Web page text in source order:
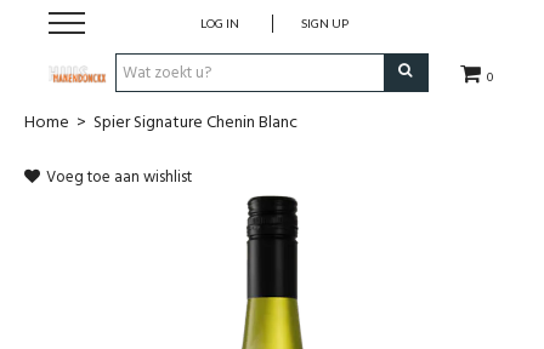
0
LOG IN SIGN UP
Wijnen
Home > Spier Signature Chenin Blanc
Voeg toe aan wishlist